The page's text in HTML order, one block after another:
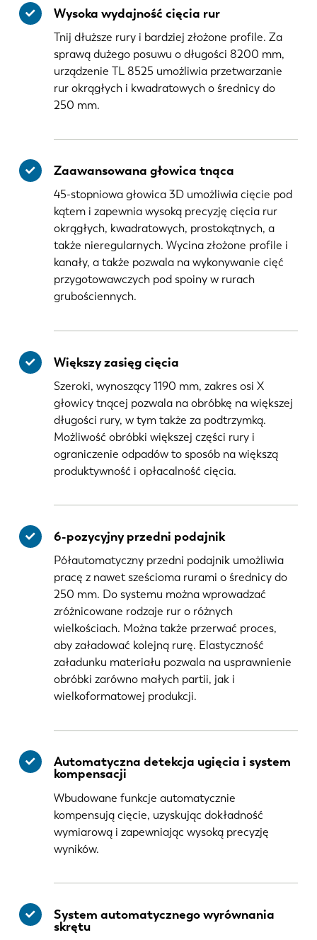
Wysoka wydajność cięcia rur
Tnij dłuższe rury i bardziej złożone profile. Za
sprawą dużego posuwu o długości 8200 mm,
urządzenie TL 8525 umożliwia przetwarzanie
rur okrągłych i kwadratowych o średnicy do
250 mm.
Zaawansowana głowica tnąca
45-stopniowa głowica 3D umożliwia cięcie pod
kątem i zapewnia wysoką precyzję cięcia rur
okrągłych, kwadratowych, prostokątnych, a
także nieregularnych. Wycina złożone profile i
kanały, a także pozwala na wykonywanie cięć
przygotowawczych pod spoiny w rurach
grubościennych.
Większy zasięg cięcia
Szeroki, wynoszący 1190 mm, zakres osi X
głowicy tnącej pozwala na obróbkę na większej
długości rury, w tym także za podtrzymką.
Możliwość obróbki większej części rury i
ograniczenie odpadów to sposób na większą
produktywność i opłacalność cięcia.
6-pozycyjny przedni podajnik
Półautomatyczny przedni podajnik umożliwia
pracę z nawet sześcioma rurami o średnicy do
250 mm. Do systemu można wprowadzać
zróżnicowane rodzaje rur o różnych
wielkościach. Można także przerwać proces,
aby załadować kolejną rurę. Elastyczność
załadunku materiału pozwala na usprawnienie
obróbki zarówno małych partii, jak i
wielkoformatowej produkcji.
Automatyczna detekcja ugięcia i system
kompensacji
Wbudowane funkcje automatycznie
kompensują cięcie, uzyskując dokładność
wymiarową i zapewniając wysoką precyzję
wyników.
System automatycznego wyrównania
skrętu